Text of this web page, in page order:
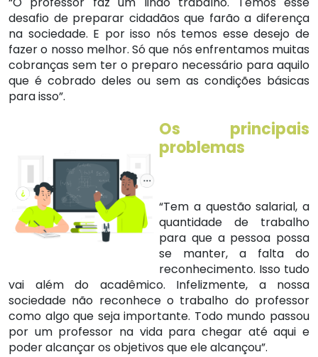
desafio de preparar cidadãos que farão a diferença
na sociedade. E por isso nós temos esse desejo de
fazer o nosso melhor. Só que nós enfrentamos muitas
cobranças sem ter o preparo necessário para aquilo
que é cobrado deles ou sem as condições básicas
para isso”.
Os principais
problemas
“Tem a questão salarial, a
quantidade de trabalho
para que a pessoa possa
se manter, a falta do
reconhecimento. Isso tudo
vai além do acadêmico. Infelizmente, a nossa
sociedade não reconhece o trabalho do professor
como algo que seja importante. Todo mundo passou
por um professor na vida para chegar até aqui e
poder alcançar os objetivos que ele alcançou”.